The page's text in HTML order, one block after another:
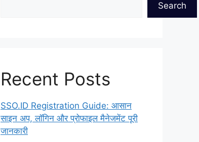
Search
Recent Posts
SSO.ID Registration Guide: आसान
साइन अप, लॉगिन और प्रोफाइल मैनेजमेंट पूरी
जानकारी